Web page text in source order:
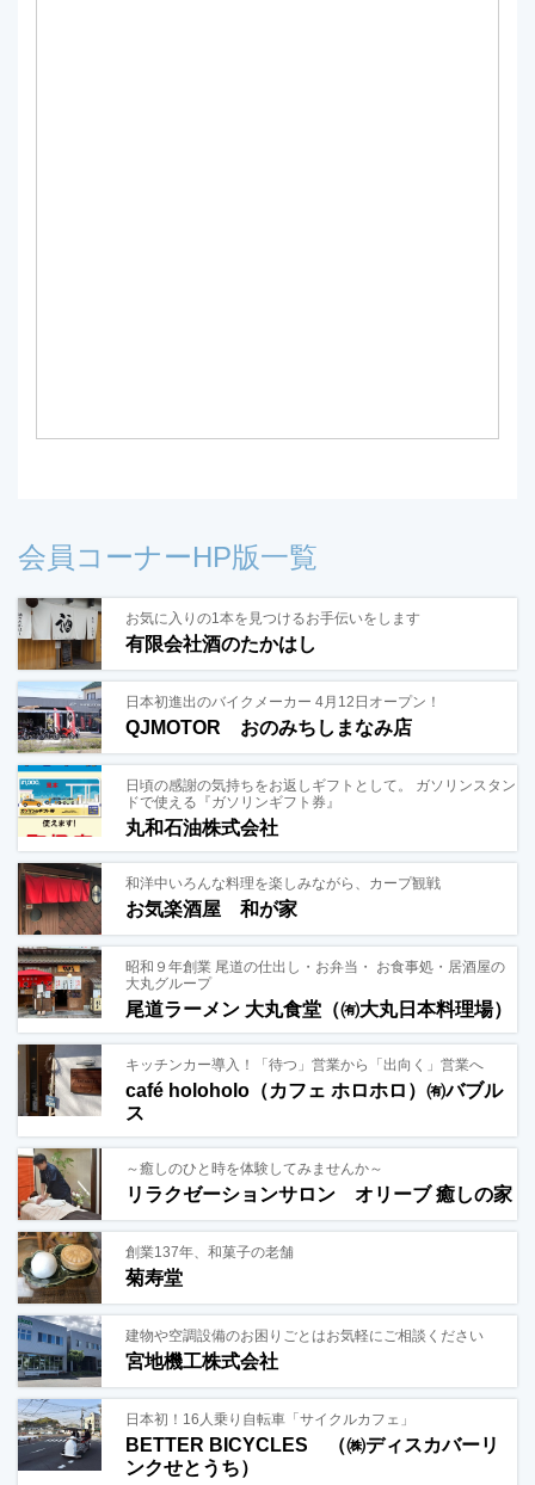
会員コーナーHP版一覧
お気に入りの1本を見つけるお手伝いをします
有限会社酒のたかはし
日本初進出のバイクメーカー 4月12日オープン！
QJMOTOR おのみちしまなみ店
日頃の感謝の気持ちをお返しギフトとして。 ガソリンスタン
ドで使える『ガソリンギフト券』
丸和石油株式会社
和洋中いろんな料理を楽しみながら、カープ観戦
お気楽酒屋 和が家
昭和９年創業 尾道の仕出し・お弁当・ お食事処・居酒屋の
大丸グループ
尾道ラーメン 大丸食堂（㈲大丸日本料理場）
キッチンカー導入！「待つ」営業から「出向く」営業へ
café holoholo（カフェ ホロホロ）㈲バブル
ス
～癒しのひと時を体験してみませんか～
リラクゼーションサロン オリーブ 癒しの家
創業137年、和菓子の老舗
菊寿堂
建物や空調設備のお困りごとはお気軽にご相談ください
宮地機工株式会社
日本初！16人乗り自転車「サイクルカフェ」
BETTER BICYCLES （㈱ディスカバーリ
ンクせとうち）